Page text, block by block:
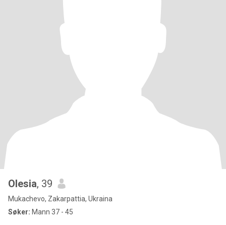
Olesia, 39
Mukachevo, Zakarpattia, Ukraina
Søker: Mann 37 - 45